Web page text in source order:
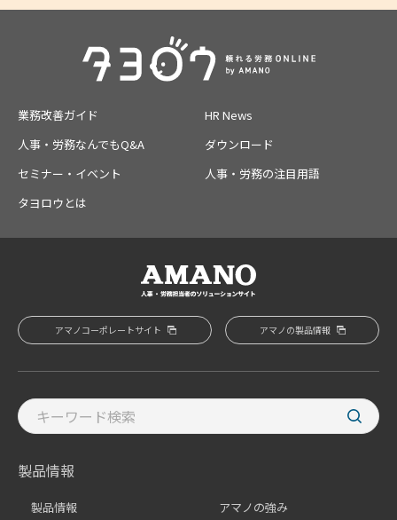
業務改善ガイド
HR News
人事・労務なんでもQ&A
ダウンロード
セミナー・イベント
人事・労務の注目用語
タヨロウとは
アマノコーポレートサイト アマノの製品情報
製品情報
製品情報
アマノの強み